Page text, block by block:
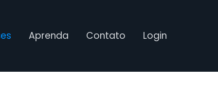
Aprenda Contato Login